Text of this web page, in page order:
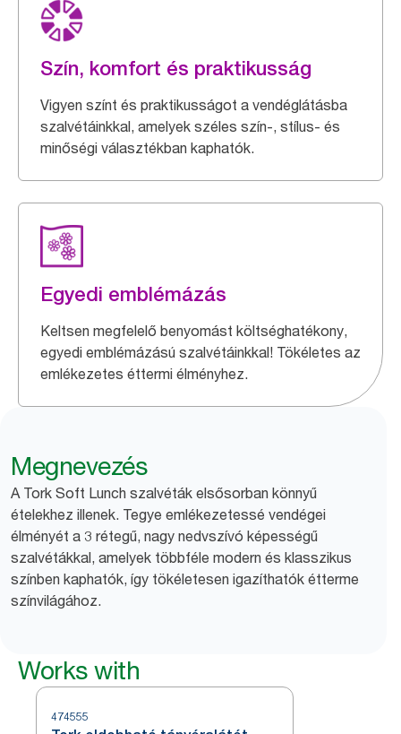
Szín, komfort és praktikusság
Vigyen színt és praktikusságot a vendéglátásba
szalvétáinkkal, amelyek széles szín-, stílus- és
minőségi választékban kaphatók.
Egyedi emblémázás
Keltsen megfelelő benyomást költséghatékony,
egyedi emblémázású szalvétáinkkal! Tökéletes az
emlékezetes éttermi élményhez.
Megnevezés
A Tork Soft Lunch szalvéták elsősorban könnyű
ételekhez illenek. Tegye emlékezetessé vendégei
élményét a 3 rétegű, nagy nedvszívó képességű
szalvétákkal, amelyek többféle modern és klasszikus
színben kaphatók, így tökéletesen igazíthatók étterme
színvilágához.
Works with
474555